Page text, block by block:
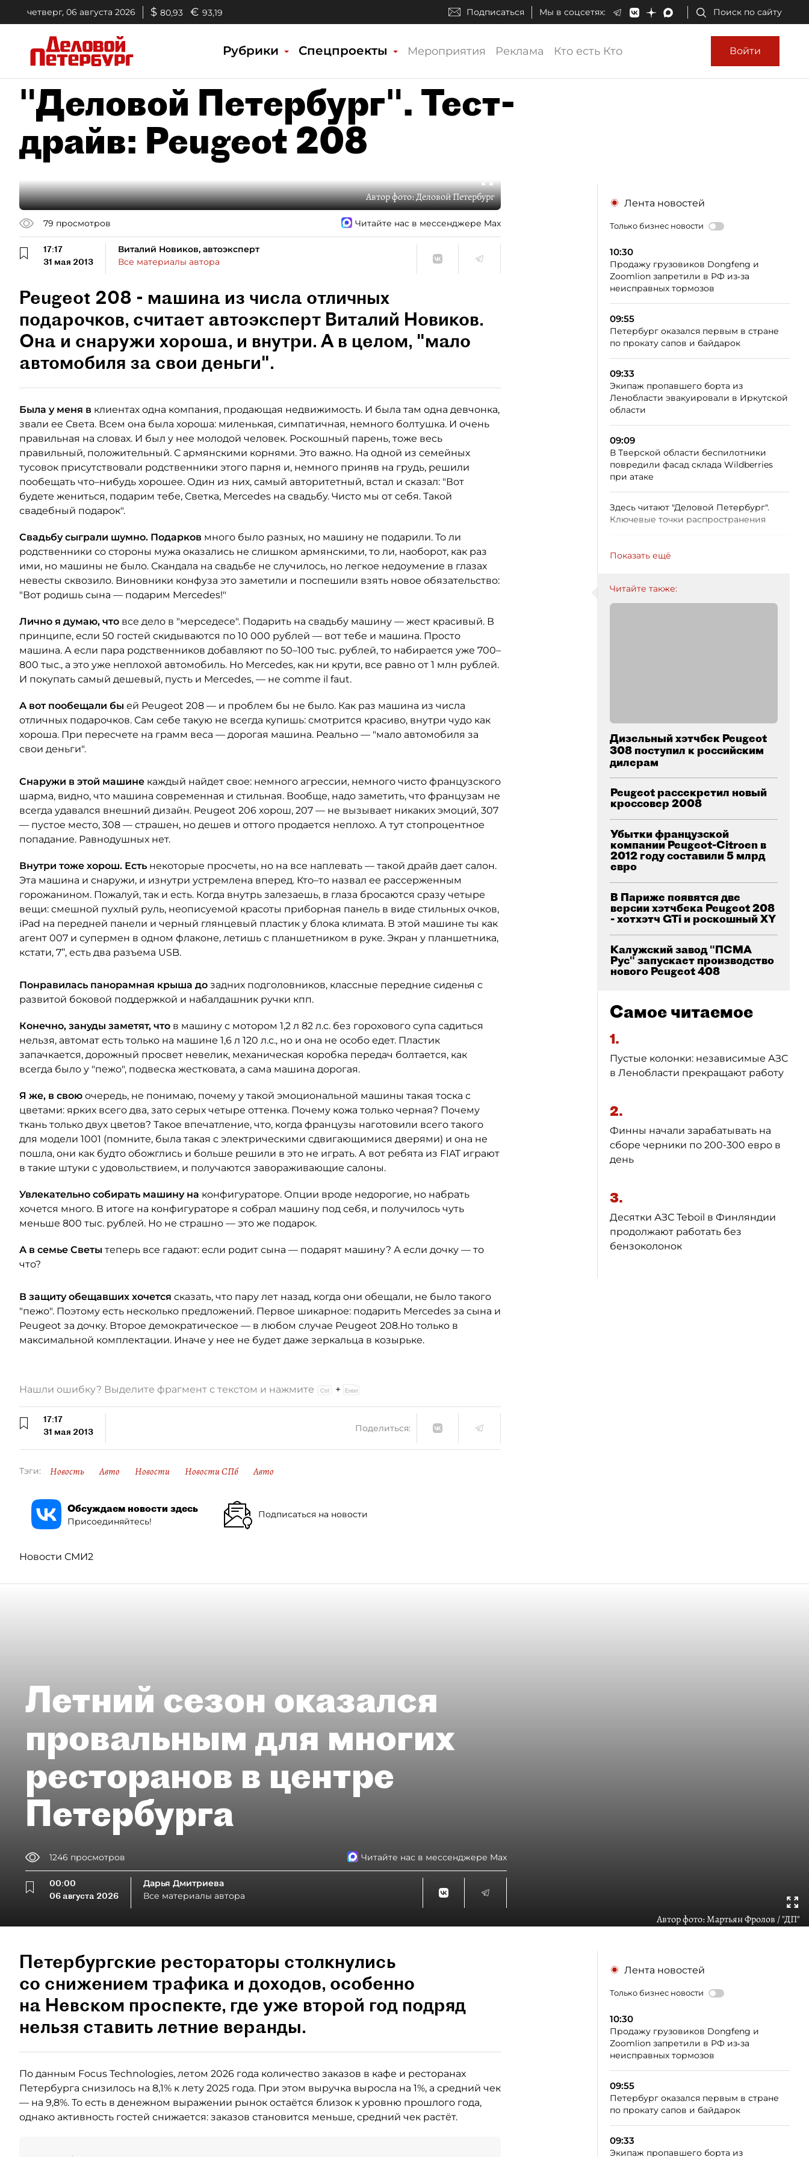
четверг, 06 августа 2026 $ 80,93 € 93,19 Подписаться Мы в соцсетях: Поиск по сайту
Рубрики Спецпроекты Мероприятия Реклама Кто есть Кто Войти
"Деловой Петербург". Тест-
драйв: Peugeot 208
Автор фото:Деловой Петербург
79 просмотров Читайте нас в мессенджере Max
17:17
31 мая 2013
Виталий Новиков, автоэксперт
Все материалы автора
Peugeot 208 - машина из числа отличных
подарочков, считает автоэксперт Виталий Новиков.
Она и снаружи хороша, и внутри. А в целом, "мало
автомобиля за свои деньги".
Была у меня в клиентах одна компания, продающая недвижимость. И была там одна девчонка,
звали ее Света. Всем она была хороша: миленькая, симпатичная, немного болтушка. И очень
правильная на словах. И был у нее молодой человек. Роскошный парень, тоже весь
правильный, положительный. С армянскими корнями. Это важно. На одной из семейных
тусовок присутствовали родственники этого парня и, немного приняв на грудь, решили
пообещать что–нибудь хорошее. Один из них, самый авторитетный, встал и сказал: "Вот
будете жениться, подарим тебе, Светка, Mercedes на свадьбу. Чисто мы от себя. Такой
свадебный подарок".
Свадьбу сыграли шумно. Подарков много было разных, но машину не подарили. То ли
родственники со стороны мужа оказались не слишком армянскими, то ли, наоборот, как раз
ими, но машины не было. Скандала на свадьбе не случилось, но легкое недоумение в глазах
невесты сквозило. Виновники конфуза это заметили и поспешили взять новое обязательство:
"Вот родишь сына — подарим Mercedes!"
Лично я думаю, что все дело в "мерседесе". Подарить на свадьбу машину — жест красивый. В
принципе, если 50 гостей скидываются по 10 000 рублей — вот тебе и машина. Просто
машина. А если пара родственников добавляют по 50–100 тыс. рублей, то набирается уже 700–
800 тыс., а это уже неплохой автомобиль. Но Mercedes, как ни крути, все равно от 1 млн рублей.
И покупать самый дешевый, пусть и Mercedes, — не comme il faut.
А вот пообещали бы ей Peugeot 208 — и проблем бы не было. Как раз машина из числа
отличных подарочков. Сам себе такую не всегда купишь: смотрится красиво, внутри чудо как
хороша. При пересчете на грамм веса — дорогая машина. Реально — "мало автомобиля за
свои деньги".
Снаружи в этой машине каждый найдет свое: немного агрессии, немного чисто французского
шарма, видно, что машина современная и стильная. Вообще, надо заметить, что французам не
всегда удавался внешний дизайн. Peugeot 206 хорош, 207 — не вызывает никаких эмоций, 307
— пустое место, 308 — страшен, но дешев и оттого продается неплохо. А тут стопроцентное
попадание. Равнодушных нет.
Внутри тоже хорош. Есть некоторые просчеты, но на все наплевать — такой драйв дает салон.
Эта машина и снаружи, и изнутри устремлена вперед. Кто–то назвал ее рассерженным
горожанином. Пожалуй, так и есть. Когда внутрь залезаешь, в глаза бросаются сразу четыре
вещи: смешной пухлый руль, неописуемой красоты приборная панель в виде стильных очков,
iPad на передней панели и черный глянцевый пластик у блока климата. В этой машине ты как
агент 007 и супермен в одном флаконе, летишь с планшетником в руке. Экран у планшетника,
кстати, 7’’, есть два разъема USB.
Понравилась панорамная крыша до задних подголовников, классные передние сиденья с
развитой боковой поддержкой и набалдашник ручки кпп.
Конечно, зануды заметят, что в машину с мотором 1,2 л 82 л.с. без горохового супа садиться
нельзя, автомат есть только на машине 1,6 л 120 л.с., но и она не особо едет. Пластик
запачкается, дорожный просвет невелик, механическая коробка передач болтается, как
всегда было у "пежо", подвеска жестковата, а сама машина дорогая.
Я же, в свою очередь, не понимаю, почему у такой эмоциональной машины такая тоска с
цветами: ярких всего два, зато серых четыре оттенка. Почему кожа только черная? Почему
ткань только двух цветов? Такое впечатление, что, когда французы наготовили всего такого
для модели 1001 (помните, была такая с электрическими сдвигающимися дверями) и она не
пошла, они как будто обожглись и больше решили в это не играть. А вот ребята из FIAT играют
в такие штуки с удовольствием, и получаются завораживающие салоны.
Увлекательно собирать машину на конфигураторе. Опции вроде недорогие, но набрать
хочется много. В итоге на конфигураторе я собрал машину под себя, и получилось чуть
меньше 800 тыс. рублей. Но не страшно — это же подарок.
А в семье Светы теперь все гадают: если родит сына — подарят машину? А если дочку — то
что?
В защиту обещавших хочется сказать, что пару лет назад, когда они обещали, не было такого
"пежо". Поэтому есть несколько предложений. Первое шикарное: подарить Mercedes за сына и
Peugeot за дочку. Второе демократическое — в любом случае Peugeot 208.Но только в
максимальной комплектации. Иначе у нее не будет даже зеркальца в козырьке.
Лента новостей
Только бизнес новости
10:30
Продажу грузовиков Dongfeng и
Zoomlion запретили в РФ из‑за
неисправных тормозов
09:55
Петербург оказался первым в стране
по прокату сапов и байдарок
09:33
Экипаж пропавшего борта из
Ленобласти эвакуировали в Иркутской
области
09:09
В Тверской области беспилотники
повредили фасад склада Wildberries
при атаке
Здесь читают "Деловой Петербург".
Ключевые точки распространения
Показать ещё
Читайте также:
Дизельный хэтчбек Peugeot
308 поступил к российским
дилерам
Peugeot рассекретил новый
кроссовер 2008
Убытки французской
компании Peugeot-Citroen в
2012 году составили 5 млрд
евро
В Париже появятся две
версии хэтчбека Peugeot 208
- хотхэтч GTi и роскошный XY
Калужский завод "ПСМА
Рус" запускает производство
нового Peugeot 408
Самое читаемое
1.
Пустые колонки: независимые АЗС
в Ленобласти прекращают работу
2.
Финны начали зарабатывать на
сборе черники по 200-300 евро в
день
3.
Десятки АЗС Teboil в Финляндии
продолжают работать без
бензоколонок
Нашли ошибку? Выделите фрагмент с текстом и нажмите +
17:17
31 мая 2013
Поделиться:
Тэги: Новость Авто Новости Новости СПб Авто
Обсуждаем новости здесь
Присоединяйтесь!
Подписаться на новости
Новости СМИ2
Летний сезон оказался
провальным для многих
ресторанов в центре
Петербурга
1246 просмотров Читайте нас в мессенджере Max
00:00
06 августа 2026
Дарья Дмитриева
Все материалы автора
Автор фото:Мартьян Фролов / "ДП"
Петербургские рестораторы столкнулись
со снижением трафика и доходов, особенно
на Невском проспекте, где уже второй год подряд
нельзя ставить летние веранды.
По данным Focus Technologies, летом 2026 года количество заказов в кафе и ресторанах
Петербурга снизилось на 8,1% к лету 2025 года. При этом выручка выросла на 1%, а средний чек
— на 9,8%. То есть в денежном выражении рынок остаётся близок к уровню прошлого года,
однако активность гостей снижается: заказов становится меньше, средний чек растёт.
Лента новостей
Только бизнес новости
10:30
Продажу грузовиков Dongfeng и
Zoomlion запретили в РФ из‑за
неисправных тормозов
09:55
Петербург оказался первым в стране
по прокату сапов и байдарок
09:33
Экипаж пропавшего борта из